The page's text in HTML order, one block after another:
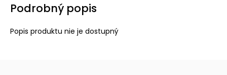
Podrobný popis
Popis produktu nie je dostupný